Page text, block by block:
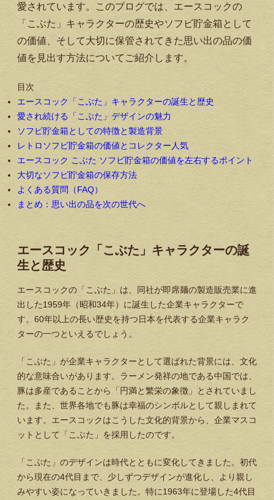
愛されています。このブログでは、エースコックの
「こぶた」キャラクターの歴史やソフビ貯金箱として
の価値、そして大切に保管されてきた思い出の品の価
値を見出す方法についてご紹介します。
目次
エースコック「こぶた」キャラクターの誕生と歴史
愛され続ける「こぶた」デザインの魅力
ソフビ貯金箱としての特徴と製造背景
レトロソフビ貯金箱の価値とコレクター人気
エースコック こぶた ソフビ貯金箱の価値を左右するポイント
大切なソフビ貯金箱の保存方法
よくある質問（FAQ）
まとめ：思い出の品を次の世代へ
エースコック「こぶた」キャラクターの誕
生と歴史
エースコックの「こぶた」は、同社が即席麺の製造販売業に進
出した1959年（昭和34年）に誕生した企業キャラクターで
す。60年以上の長い歴史を持つ日本を代表する企業キャラク
ターの一つといえるでしょう。
「こぶた」が企業キャラクターとして選ばれた背景には、文化
的な意味合いがあります。ラーメン発祥の地である中国では、
豚は多産であることから「円満と繁栄の象徴」とされていまし
た。また、世界各地でも豚は幸福のシンボルとして親しまれて
います。エースコックはこうした文化的背景から、企業マスコ
ットとして「こぶた」を採用したのです。
「こぶた」のデザインは時代とともに変化してきました。初代
から現在の4代目まで、少しずつデザインが進化し、より親し
みやすい姿になっていきました。特に1963年に登場した4代目